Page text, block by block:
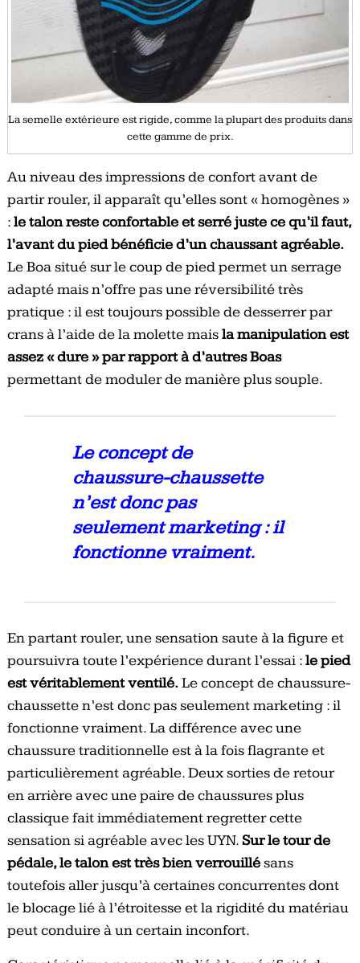
La semelle extérieure est rigide, comme la plupart des produits dans
cette gamme de prix.
Au niveau des impressions de confort avant de
partir rouler, il apparaît qu’elles sont « homogènes »
:le talon reste confortable et serré juste ce qu’il faut,
l’avant du pied bénéficie d’un chaussant agréable.
Le Boa situé sur le coup de pied permet un serrage
adapté mais n’offre pas une réversibilité très
pratique : il est toujours possible de desserrer par
crans à l’aide de la molette maisla manipulation est
assez « dure » par rapport à d’autres Boas
permettant de moduler de manière plus souple.
Le concept de
chaussure-chaussette
n’est donc pas
seulement marketing : il
fonctionne vraiment.
En partant rouler, une sensation saute à la figure et
poursuivra toute l’expérience durant l’essai :le pied
est véritablement ventilé.Le concept de chaussure-
chaussette n’est donc pas seulement marketing : il
fonctionne vraiment. La différence avec une
chaussure traditionnelle est à la fois flagrante et
particulièrement agréable. Deux sorties de retour
en arrière avec une paire de chaussures plus
classique fait immédiatement regretter cette
sensation si agréable avec les UYN.Sur le tour de
pédale, le talon est très bien verrouillésans
toutefois aller jusqu’à certaines concurrentes dont
le blocage lié à l’étroitesse et la rigidité du matériau
peut conduire à un certain inconfort.